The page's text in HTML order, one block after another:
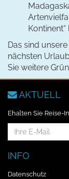
Das sind
nächsten
Sie weitere
AKTUELL
Ehalten Sie Reise-
Mail-
INFO
Datenschutz